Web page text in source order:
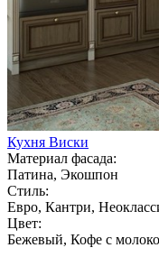
Кухня Виски
Материал фасада:
Патина, Экошпон
Стиль:
Евро, Кантри,
Цвет:
Бежевый, Кофе с